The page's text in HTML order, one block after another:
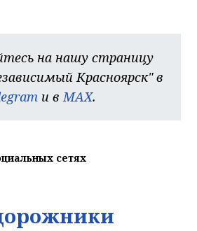
на нашу страницу
Красноярск" в
и вMAX.
сетях